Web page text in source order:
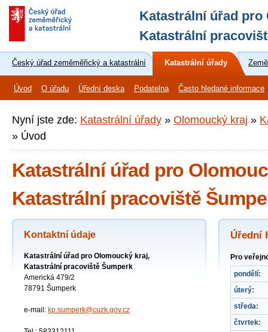
Katastrální úřad pro
Katastrální
Český úřad zeměměřický a katastrální Katastrální úřady
Úvod O úřadu Úřední deska Podatelna Často hledané informace
Nyní jste zde: Katastrální úřady » Olomoucký kraj »
» Úvod
Katastrální úřad pro
Katastrální pracoviště
Úřední
Pro
pondělí:
úterý:
středa:
čtvrtek:
Kontaktní údaje
Katastrální úřad pro Olomoucký kraj,
Katastrální pracoviště Šumperk
Americká 479/2
78791 Šumperk
e-mail: kp.sumperk@cuzk.gov.cz